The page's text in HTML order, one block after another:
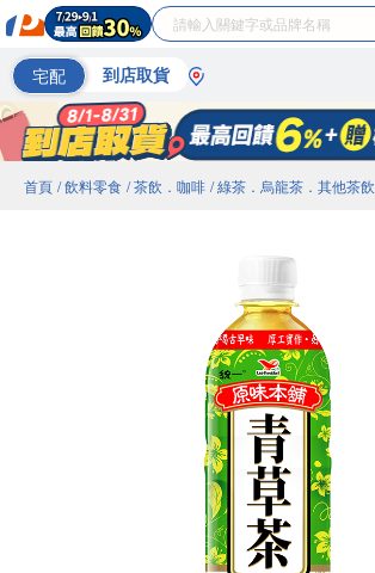
宅配 到店取貨
首頁 / 飲料零食 / 茶飲．咖啡 / 綠茶．烏龍茶．其他茶飲